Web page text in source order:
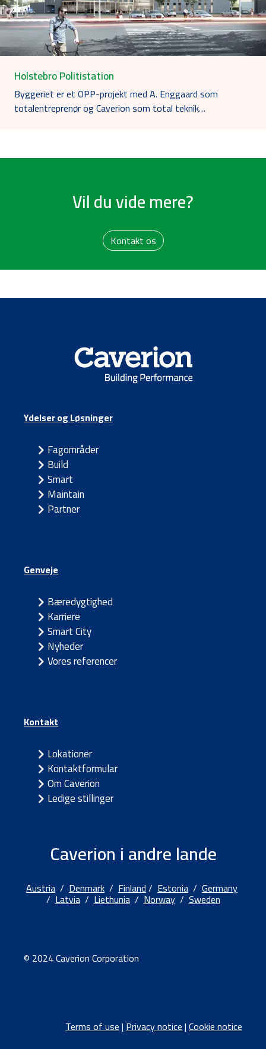
Holstebro Politistation
Byggeriet er et OPP-projekt med A. Enggaard som
totalentreprenør og Caverion som total teknik…
Vil du vide mere?
Kontakt os
Ydelser og Løsninger
Fagområder
Build
Smart
Maintain
Partner
Genveje
Bæredygtighed
Karriere
Smart City
Nyheder
Vores referencer
Kontakt
Lokationer
Kontaktformular
Om Caverion
Ledige stillinger
Caverion i andre lande
Austria / Denmark / Finland/ Estonia / Germany
/Latvia/Liethunia/Norway/Sweden
© 2024 Caverion Corporation
Terms of use|Privacy notice|Cookie notice